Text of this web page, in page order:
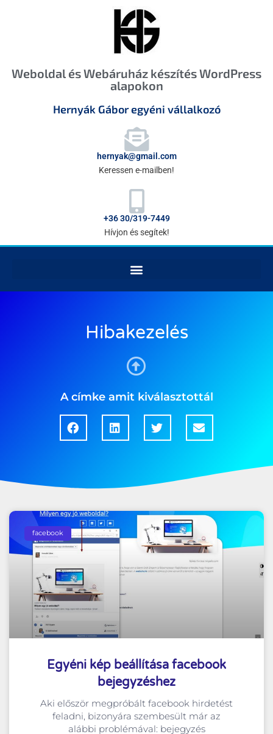
Weboldal és Webáruház készítés WordPress
alapokon
Hernyák Gábor egyéni vállalkozó
hernyak@gmail.com
Keressen e-mailben!
+36 30/319-7449
Hívjon és segítek!
Hibakezelés
A címke amit kiválasztottál
facebook
Egyéni kép beállítása facebook
bejegyzéshez
Aki először megpróbált facebook hirdetést
feladni, bizonyára szembesült már az
alábbi problémával: bejegyzés